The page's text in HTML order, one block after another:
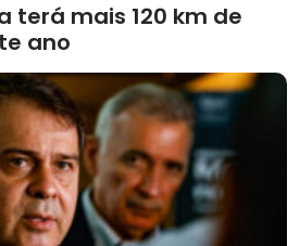
terá mais 120 km de
ano